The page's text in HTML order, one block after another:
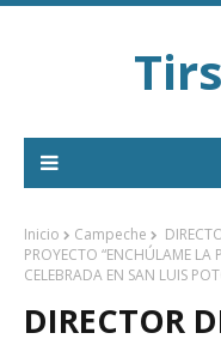
Inicio Campeche
PROYECTO “ENCHÚLAME LA
CELEBRADA EN SAN LUIS
DIRECTOR